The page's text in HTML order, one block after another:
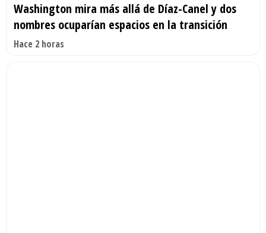
Washington mira más allá de Díaz-Canel y dos
nombres ocuparían espacios en la transición
Hace 2 horas